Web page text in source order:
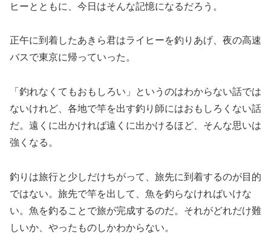
ヒーとともに、今日はそんな記憶になるだろう。
正午に到着したあきら君はライヒーを釣りあげ、夜の高速
バスで東京に帰っていった。
「釣れなくてもおもしろい」というのはわからない話では
ないけれど、各地で竿を出す釣り師にはおもしろくない話
だ。遠くに出かければ遠くに出かけるほど、そんな思いは
強くなる。
釣りは旅行と少しだけちがって、旅先に到着するのが目的
ではない。旅先で竿を出して、魚を釣らなければいけな
い。魚を釣ることで旅が完成するのだ。それがどれだけ難
しいか、やったものしかわからない。